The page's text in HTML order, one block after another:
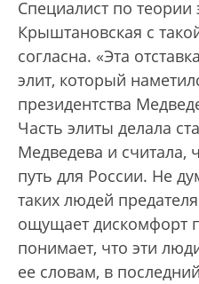
Специалист по теории
Крыштановская с
согласна. «Эта
элит, который
президентства
Часть элиты делала
Медведева и считала,
путь для России. Не
таких людей
ощущает дискомфорт
понимает, что эти
ее словам, в